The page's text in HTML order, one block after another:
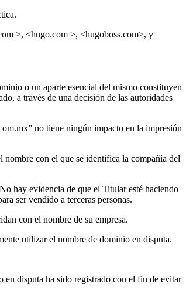
>, <hugo.com >, <hugoboss.com>, y
o un aparte esencial del mismo constituyen
a través de una decisión de las autoridades
no tiene ningún impacto en la impresión
con el que se identifica la compañía del
hay evidencia de que el Titular esté haciendo
ser vendido a terceras personas.
con el nombre de su empresa.
utilizar el nombre de dominio en disputa.
disputa ha sido registrado con el fin de evitar